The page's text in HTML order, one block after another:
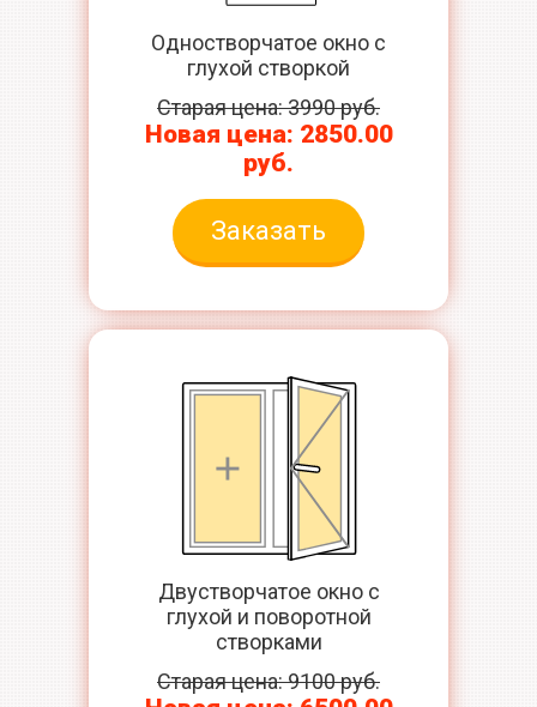
Одностворчатое окно с
глухой створкой
Старая цена: 3990 руб.
Новая цена: 2850.00
руб.
Заказать
Двустворчатое окно с
глухой и поворотной
створками
Старая цена: 9100 руб.